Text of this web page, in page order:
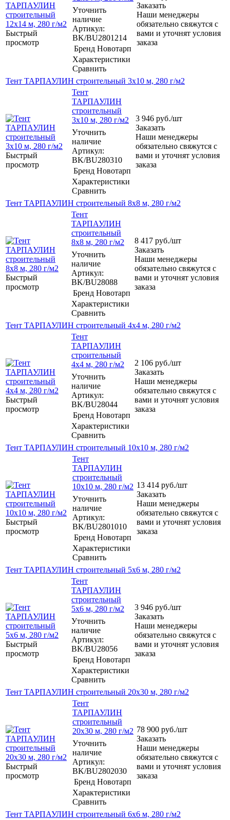
Быстрый
просмотр
Уточнить
наличие
Артикул:
BK/BU2801214
Бренд Новотарп
Характеристики
Сравнить
Заказать
Наши менеджеры
обязательно свяжутся с
вами и уточнят условия
заказа
Тент ТАРПАУЛИН строительный 3х10 м, 280 г/м2
Быстрый
просмотр
Тент
ТАРПАУЛИН
строительный
3х10 м, 280 г/м2
Уточнить
наличие
Артикул:
BK/BU280310
Бренд Новотарп
Характеристики
Сравнить
3 946 руб./шт
Заказать
Наши менеджеры
обязательно свяжутся с
вами и уточнят условия
заказа
Тент ТАРПАУЛИН строительный 8х8 м, 280 г/м2
Быстрый
просмотр
Тент
ТАРПАУЛИН
строительный
8х8 м, 280 г/м2
Уточнить
наличие
Артикул:
BK/BU28088
Бренд Новотарп
Характеристики
Сравнить
8 417 руб./шт
Заказать
Наши менеджеры
обязательно свяжутся с
вами и уточнят условия
заказа
Тент ТАРПАУЛИН строительный 4х4 м, 280 г/м2
Быстрый
просмотр
Тент
ТАРПАУЛИН
строительный
4х4 м, 280 г/м2
Уточнить
наличие
Артикул:
BK/BU28044
Бренд Новотарп
Характеристики
Сравнить
2 106 руб./шт
Заказать
Наши менеджеры
обязательно свяжутся с
вами и уточнят условия
заказа
Тент ТАРПАУЛИН строительный 10х10 м, 280 г/м2
Быстрый
просмотр
Тент
ТАРПАУЛИН
строительный
10х10 м, 280 г/м2
Уточнить
наличие
Артикул:
BK/BU2801010
Бренд Новотарп
Характеристики
Сравнить
13 414 руб./шт
Заказать
Наши менеджеры
обязательно свяжутся с
вами и уточнят условия
заказа
Тент ТАРПАУЛИН строительный 5х6 м, 280 г/м2
Быстрый
просмотр
Тент
ТАРПАУЛИН
строительный
5х6 м, 280 г/м2
Уточнить
наличие
Артикул:
BK/BU28056
Бренд Новотарп
Характеристики
Сравнить
3 946 руб./шт
Заказать
Наши менеджеры
обязательно свяжутся с
вами и уточнят условия
заказа
Тент ТАРПАУЛИН строительный 20х30 м, 280 г/м2
Быстрый
просмотр
Тент
ТАРПАУЛИН
строительный
20х30 м, 280 г/м2
Уточнить
наличие
Артикул:
BK/BU2802030
Бренд Новотарп
Характеристики
Сравнить
78 900 руб./шт
Заказать
Наши менеджеры
обязательно свяжутся с
вами и уточнят условия
заказа
Тент ТАРПАУЛИН строительный 6х6 м, 280 г/м2